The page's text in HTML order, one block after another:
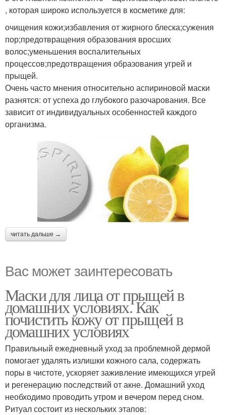
, которая широко используется в косметике для:
очищения кожи;избавления от жирного блеска;сужения
пор;предотвращения образования вросших
волос;уменьшения воспалительных
процессов;предотвращения образования угрей и
прыщей.
Очень часто мнения относительно аспириновой маски
разнятся: от успеха до глубокого разочарования. Все
зависит от индивидуальных особенностей каждого
организма.
читать дальше →
Вас может заинтересовать
Маски для лица от прыщей в
домашних условиях. Как
почистить кожу от прыщей в
домашних условиях
Правильный ежедневный уход за проблемной дермой
помогает удалять излишки кожного сала, содержать
поры в чистоте, ускоряет заживление имеющихся угрей
и регенерацию последствий от акне. Домашний уход
необходимо проводить утром и вечером перед сном.
Ритуал состоит из нескольких этапов: